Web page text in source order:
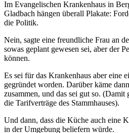
Im Evangelischen Krankenhaus in
Gladbach hängen überall Plakate:
die Politik.
Nein, sagte eine freundliche Frau an
sowas geplant gewesen sei, aber der
können.
Es sei für das Krankenhaus aber eine
gegründet worden. Darüber käme
zusammen, und das sei gut so.
die Tarifverträge des Stammhauses).
Und dann, dass die Küche auch eine
in der Umgebung beliefern würde.